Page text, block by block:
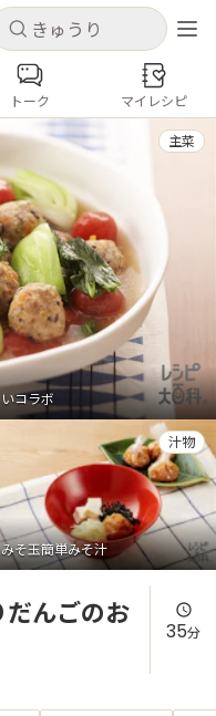
キャンセル
存できます
新規登録
キャンセル
コンテンツ
とうもろこし
ヤ
トーク マイレシピ
コラボ
主菜
みそ玉簡単みそ汁
汁物
んごのお
35分